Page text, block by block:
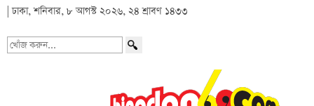
| ঢাকা, শনিবার, ৮ আগস্ট ২০২৬, ২৪ শ্রাবণ ১৪৩৩
খোঁজ